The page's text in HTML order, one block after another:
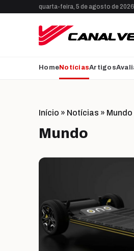
Ir para o conteúdoquarta-feira, 5 de agosto de 2026
HomeNotíciasArtigos
Início » Notícias » Mundo
Mundo